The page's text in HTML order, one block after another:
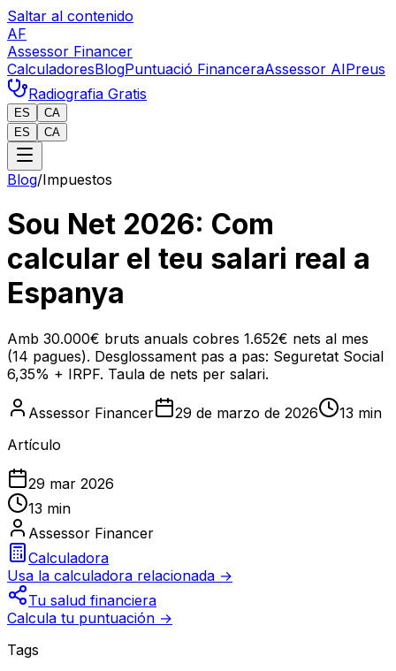
Saltar al contenido
AF
Assessor Financer
CalculadoresBlogPuntuació FinanceraAssessor AIPreus
Radiografia Gratis
ES
CA
ES
CA
Blog/Impuestos
Sou Net 2026: Com
calcular el teu salari real a
Espanya
Amb 30.000€ bruts anuals cobres 1.652€ nets al mes
(14 pagues). Desglossament pas a pas: Seguretat Social
6,35% + IRPF. Taula de nets per salari.
Assessor Financer 29 de marzo de 2026
13 min
Artículo
29 mar 2026
13 min
Assessor Financer
Calculadora
Usa la calculadora relacionada →
Tu salud financiera
Calcula tu puntuación →
Tags